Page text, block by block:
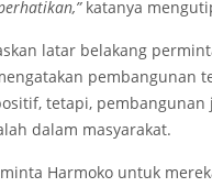
katanya
latar belakang
pembangunan
tetapi,
dalam masyarakat.
Harmoko untuk